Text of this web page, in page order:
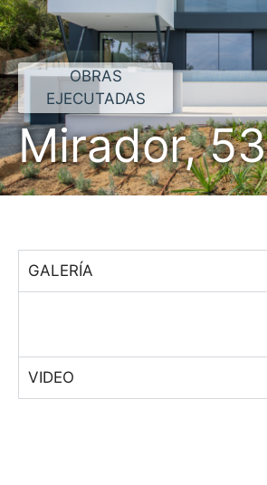
OBRAS
EJECUTADAS
Mirador, 53
GALERÍA
VIDEO